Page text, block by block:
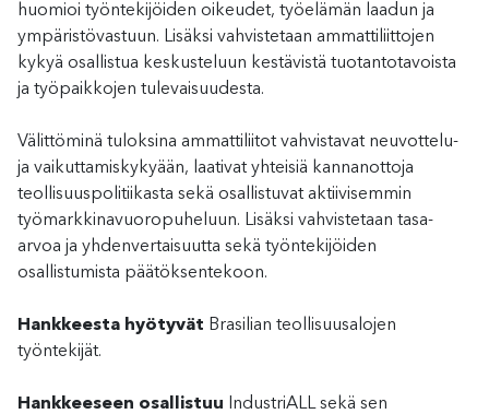
huomioi työntekijöiden oikeudet, työelämän laadun ja
ympäristövastuun. Lisäksi vahvistetaan ammattiliittojen
kykyä osallistua keskusteluun kestävistä tuotantotavoista
ja työpaikkojen tulevaisuudesta.
Välittöminä tuloksina ammattiliitot vahvistavat neuvottelu-
ja vaikuttamiskykyään, laativat yhteisiä kannanottoja
teollisuuspolitiikasta sekä osallistuvat aktiivisemmin
työmarkkinavuoropuheluun. Lisäksi vahvistetaan tasa-
arvoa ja yhdenvertaisuutta sekä työntekijöiden
osallistumista päätöksentekoon.
Hankkeesta hyötyvät Brasilian teollisuusalojen
työntekijät.
Hankkeeseen osallistuu IndustriALL sekä sen